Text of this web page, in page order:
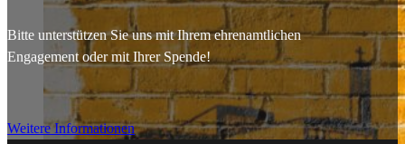
Bitte unterstützen Sie uns mit Ihrem ehrenamtlichen
Engagement oder mit Ihrer Spende!
Weitere Informationen